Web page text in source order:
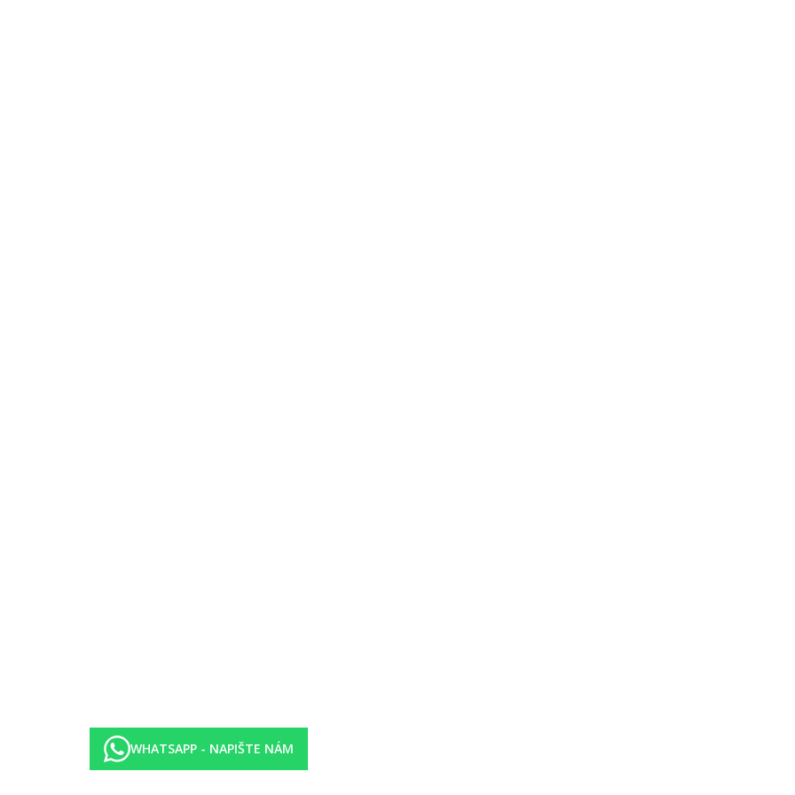
gaučem pro 2 osoby, oddělený kuchyňský kout, zrekonstruované sociální zařízení se sprchou, balkon; apartmán je situován v podkroví
kuchyňským koutem a rozkládacím gaučem pro 2 osoby, sociální zařízení; apartmán je situován v přízemí se zahrádkou
max. 1 dítě nad rámec plného obsazení apartmánu)
rámec plného obsazení apartmánu pro dítě do nedovršených 2 let)
či neděli; podrobné informace o programu, podmínkách a přesném místě konání Vám poskytnou delegáti CK na informačních hodinách v
do neděle
WHATSAPP - NAPIŠTE NÁM